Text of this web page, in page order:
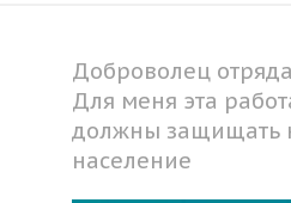
Доброволец
Для меня эта
должны защищать
население